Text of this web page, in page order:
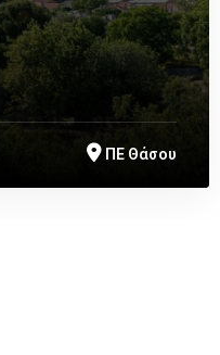
ΠΕ Θάσου